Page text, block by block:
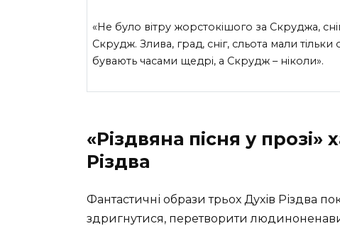
«Не було вітру жорстокішого за Скруджа,
Скрудж. Злива, град, сніг, сльота мали
бувають часами щедрі, а Скрудж – ніколи».
«Різдвяна пісня у прозі»
Різдва
Фантастичні образи трьох Духів Різдва
здригнутися, перетворити